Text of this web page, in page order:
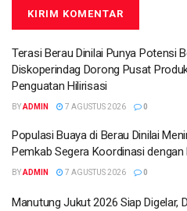
Terasi Berau Dinilai Punya Potensi
Diskoperindag Dorong Pusat
Penguatan Hilirisasi
BYADMIN 7 AGUSTUS 2026 0
Populasi Buaya di Berau Dinilai
Pemkab Segera Koordinasi dengan
BYADMIN 7 AGUSTUS 2026 0
Manutung Jukut 2026 Siap Digelar,